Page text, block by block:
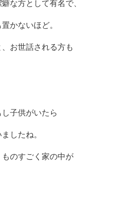
な方として有名で、
かないほど。
お世話される方も
子供がいたら
したね。
のすごく家の中が